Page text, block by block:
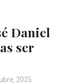
Daniel
ser
2025